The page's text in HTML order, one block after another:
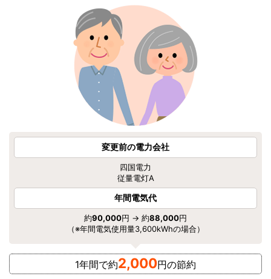
変更前の電力会社
四国電力
従量電灯A
年間電気代
約90,000円 → 約88,000円
（※年間電気使用量3,600kWhの場合）
1年間で約2,000円の節約